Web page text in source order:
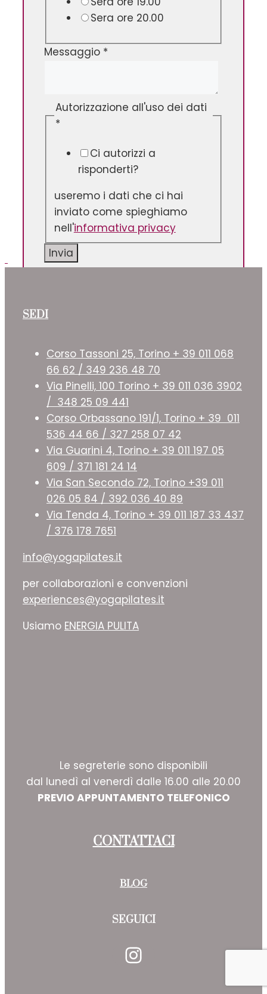
Sera ore 20.00
Messaggio *
Autorizzazione all'uso dei dati
*
Ci autorizzi a
risponderti?
useremo i dati che ci hai
inviato come spieghiamo
nell'informativa privacy
Invia
SEDI
Corso Tassoni 25, Torino + 39 011 068
66 62 / 349 236 48 70
Via Pinelli, 100 Torino + 39 011 036 3902
/ 348 25 09 441
Corso Orbassano 191/1, Torino + 39 011
536 44 66 / 327 258 07 42
Via Guarini 4, Torino + 39 011 197 05
609 / 371 181 24 14
Via San Secondo 72, Torino +39 011
026 05 84 / 392 036 40 89
Via Tenda 4, Torino + 39 011 187 33 437
/ 376 178 7651
info@yogapilates.it
per collaborazioni e convenzioni
experiences@yogapilates.it
Usiamo ENERGIA PULITA
Le segreterie sono disponibili
dal lunedì al venerdì dalle 16.00 alle 20.00
PREVIO APPUNTAMENTO TELEFONICO
CONTATTACI
BLOG
SEGUICI
Instagram